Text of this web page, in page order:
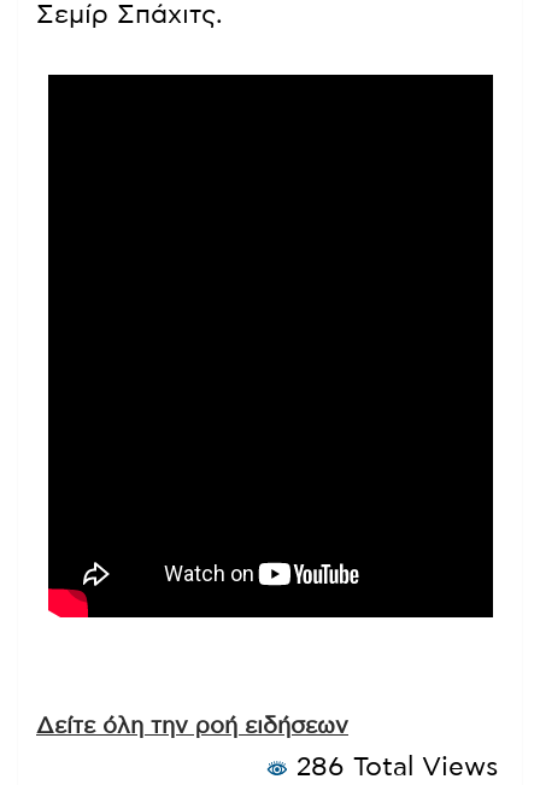
Σεμίρ Σπάχιτς.
Δείτε όλη την ροή ειδήσεων
286 Total Views